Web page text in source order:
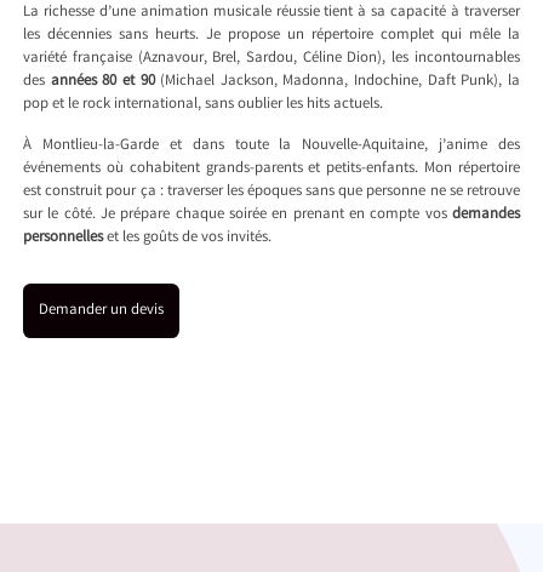
La richesse d’une animation musicale réussie tient à sa capacité à traverser
les décennies sans heurts. Je propose un répertoire complet qui mêle la
variété française (Aznavour, Brel, Sardou, Céline Dion), les incontournables
des années 80 et 90(Michael Jackson, Madonna, Indochine, Daft Punk), la
pop et le rock international, sans oublier les hits actuels.
À Montlieu-la-Garde et dans toute la Nouvelle-Aquitaine, j’anime des
événements où cohabitent grands-parents et petits-enfants. Mon répertoire
est construit pour ça : traverser les époques sans que personne ne se retrouve
sur le côté. Je prépare chaque soirée en prenant en compte vos demandes
personnelleset les goûts de vos invités.
Demander un devis